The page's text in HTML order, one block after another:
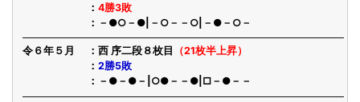
4勝3敗
－●○－●|－○－－○|－●－○－
令６年５月 西 序二段８枚目
（21枚半上昇）
2勝5敗
－●－●－|○●－－●|□－●－－